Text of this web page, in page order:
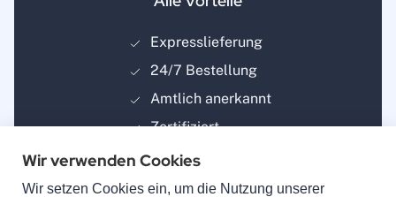
Expresslieferung
24/7 Bestellung
Amtlich anerkannt
Zertifiziert
Wir verwenden Cookies
Wir setzen Cookies ein, um die Nutzung unserer